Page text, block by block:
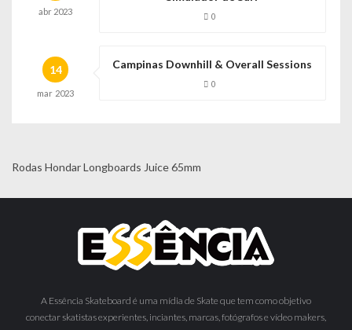
abr 2023
0
14
mar 2023
Campinas Downhill & Overall Sessions
0
Rodas Hondar Longboards Juice 65mm
A Essência Skateboard é uma mídia de Skate que tem como objetivo
conectar skatistas experientes, inciantes, marcas, fotógrafos e vídeo makers,